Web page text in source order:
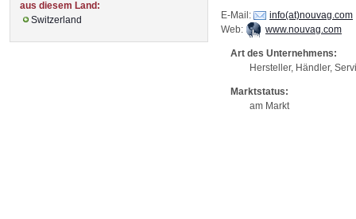
E-Mail:
info(at)nouvag.com
Web:
www.nouvag.com
Art des Unternehmens:
Hersteller, Händler,
Marktstatus:
am Markt
aus diesem Land:
Switzerland